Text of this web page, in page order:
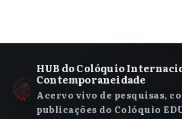
HUB do Colóquio
Contemporaneidade
Acervo vivo de pesquisas,
publicações do Colóquio